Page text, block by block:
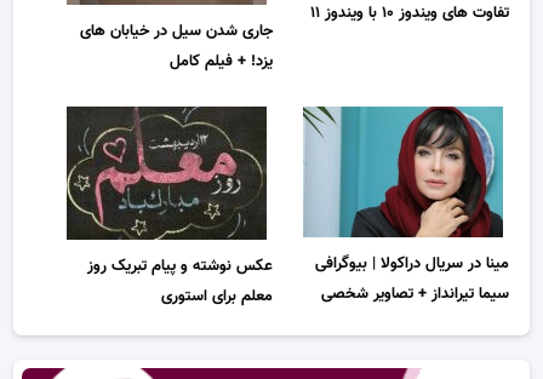
تفاوت های ویندوز ۱۰ با ویندوز ۱۱
جاری شدن سیل در خیابان های
یزد! + فیلم کامل
مینا در سریال دراکولا | بیوگرافی
سیما تیرانداز + تصاویر شخصی
عکس نوشته و پیام تبریک روز
معلم برای استوری